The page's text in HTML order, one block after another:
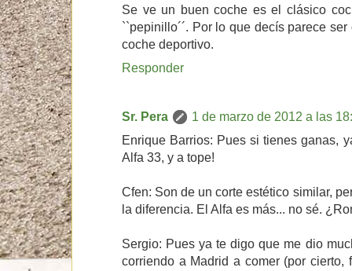
Se ve un buen coche es el clásico
``pepinillo´´. Por lo que decís parece
coche deportivo.
Responder
Sr. Pera
1 de marzo de 2012 a las
Enrique Barrios: Pues si tienes ganas,
Alfa 33, y a tope!
Cfen: Son de un corte estético similar,
la diferencia. El Alfa es más... no sé.
Sergio: Pues ya te digo que me dio
corriendo a Madrid a comer (por